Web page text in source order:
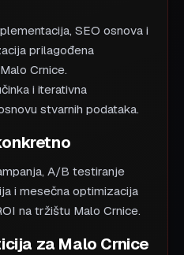
SEO osnova i
prilagođena
Crnice.
i iterativna
stvarnih podataka.
A/B testiranje
i mesečna optimizacija
na tržištu Malo Crnice.
za Malo Crnice